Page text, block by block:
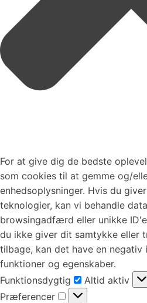
For at give dig de bedste
som cookies til at gemme og/
enhedsoplysninger. Hvis du
teknologier, kan vi behandle
browsingadfærd eller unikke
du ikke giver dit samtykke eller
tilbage, kan det have en negativ
funktioner og egenskaber.
Funktionsdygtig
Altid aktiv
Præferencer
Præferencer